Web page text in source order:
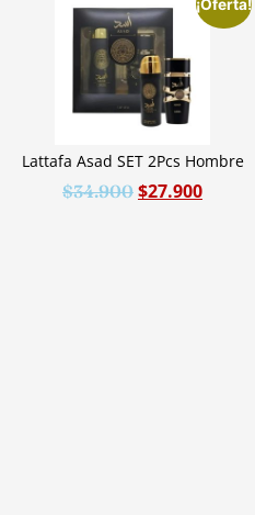
¡Oferta!
Lattafa Asad SET 2Pcs Hombre
$34.900 $27.900